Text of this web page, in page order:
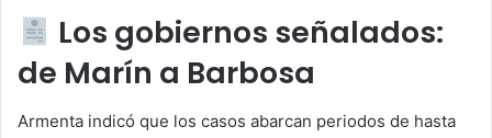
Los gobiernos señalados:
de Marín a Barbosa
Armenta indicó que los casos abarcan periodos de hasta